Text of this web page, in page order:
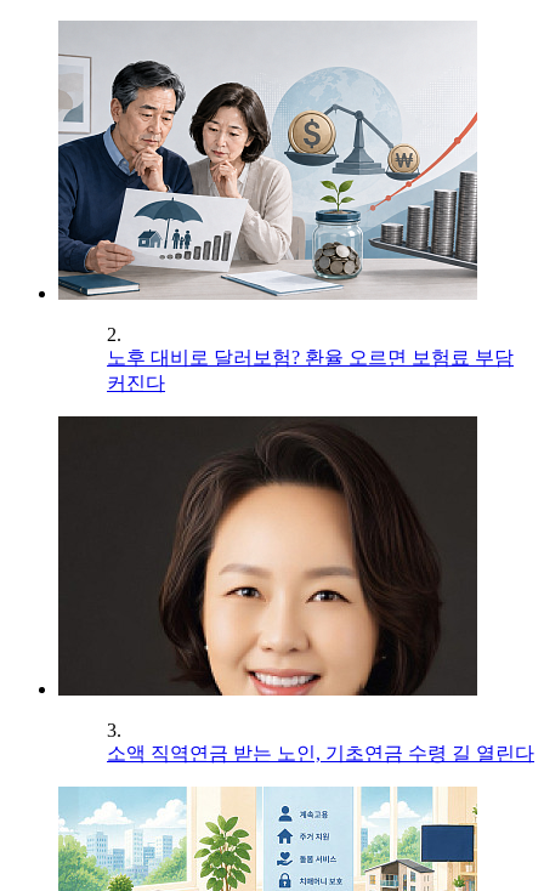
2.
노후 대비로 달러보험? 환율 오르면 보험료 부담
커진다
3.
소액 직역연금 받는 노인, 기초연금 수령 길 열린다